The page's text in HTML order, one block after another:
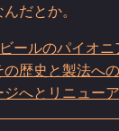
だとか。
ールのパイオニ
歴史と製法へ
へとリニューア